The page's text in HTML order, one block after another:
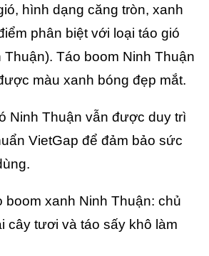
hình dạng căng tròn, xanh
phân biệt với loại táo gió
Thuận). Táo boom Ninh Thuận
màu xanh bóng đẹp mắt.
Ninh Thuận vẫn được duy trì
VietGap để đảm bảo sức
boom xanh Ninh Thuận: chủ
cây tươi và táo sấy khô làm